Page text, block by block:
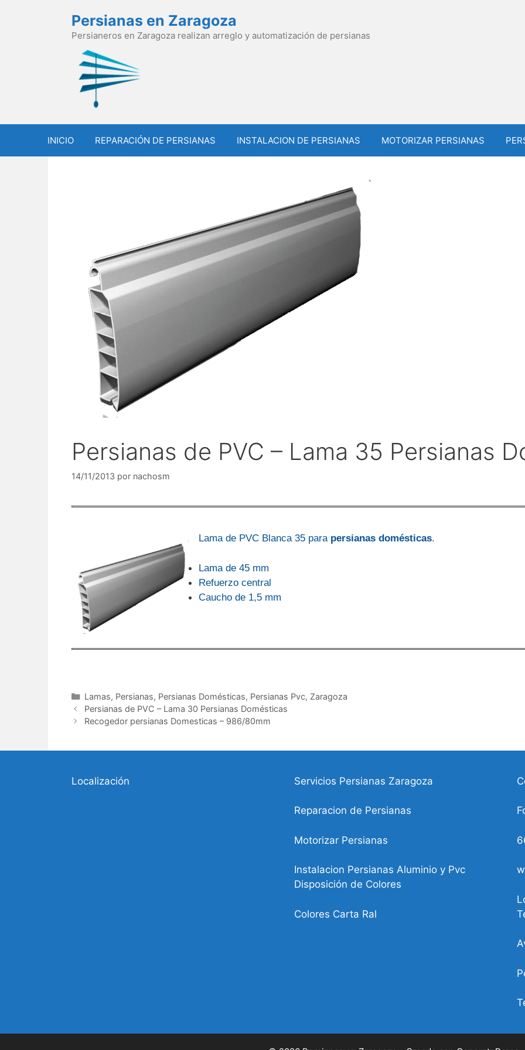
Persianas en Zaragoza
Persianeros en Zaragoza realizan arreglo y automatización de persianas
INICIO REPARACIÓN DE PERSIANAS INSTALACION DE PERSIANAS MOTORIZAR PERSIANAS
Persianas de PVC – Lama 35 Persianas
14/11/2013 por nachosm
Lama de PVC Blanca 35 para persianas domésticas.
Lama de 45 mm
Refuerzo central
Caucho de 1,5 mm
Categorías
Lamas, Persianas, Persianas Domésticas, Persianas Pvc, Zaragoza
Persianas de PVC – Lama 30 Persianas Domésticas
Recogedor persianas Domesticas – 986/80mm
Localización Servicios Persianas Zaragoza
Reparacion de Persianas
Motorizar Persianas
Instalacion Persianas Aluminio y Pvc
Disposición de Colores
Colores Carta Ral